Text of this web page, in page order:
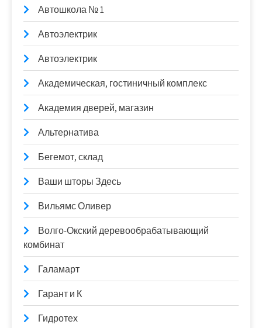
Автошкола № 1
Автоэлектрик
Автоэлектрик
Академическая, гостиничный комплекс
Академия дверей, магазин
Альтернатива
Бегемот, склад
Ваши шторы Здесь
Вильямс Оливер
Волго-Окский деревообрабатывающий
комбинат
Галамарт
Гарант и К
Гидротех